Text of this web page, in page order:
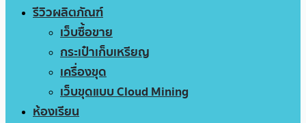
รีวิวผลิตภัณฑ์
เว็บซื้อขาย
กระเป๋าเก็บเหรียญ
เครื่องขุด
เว็บขุดแบบ Cloud Mining
ห้องเรียน